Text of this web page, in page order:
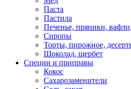
Паста
Пастила
Печенье, пряники,
Сиропы
Торты, пирожное,
Шоколад, щербет
Специи и приправы
Кокос
Сахарозаменители